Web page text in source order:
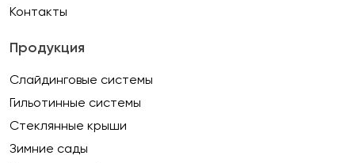
Контакты
Продукция
Слайдинговые системы
Гильотинные системы
Стеклянные крыши
Зимние сады